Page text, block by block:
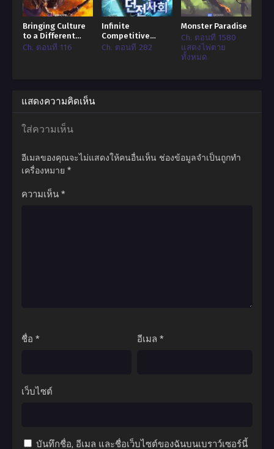
Bringing Culture
to a Different
World
Ch. ตอนที่ 116
Infinite
Competitive
Dungeon Society
Ch. ตอนที่ 282
Monster Paradise
Ch. ตอนที่ 1580
แสดงไพ่ตาย
ทั้งหมด
แสดงความคิดเห็น
ใส่ความเห็น
อีเมลของคุณจะไม่แสดงให้คนอื่นเห็น ช่องข้อมูลจำเป็นถูกทำ
เครื่องหมาย *
ความเห็น *
ชื่อ * อีเมล *
เว็บไซต์
บันทึกชื่อ, อีเมล และชื่อเว็บไซต์ของฉันบนเบราว์เซอร์นี้